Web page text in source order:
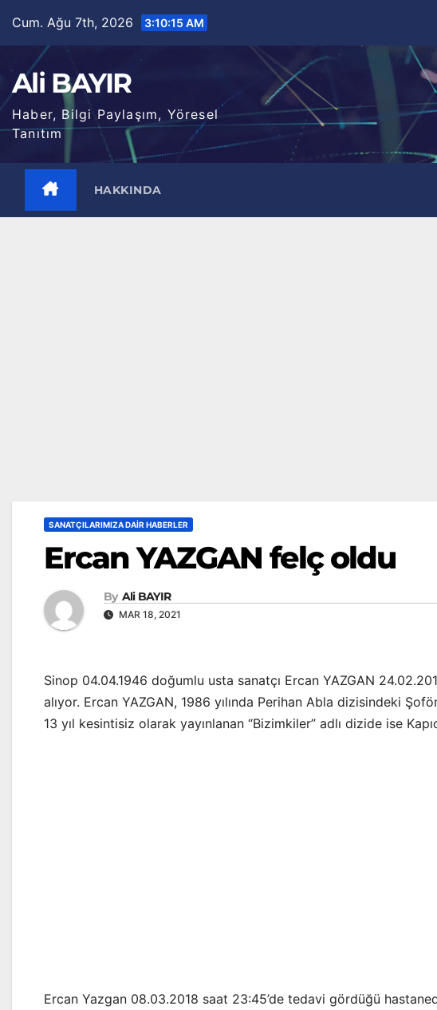
content
Cum. Ağu 7th, 2026 3:10:16 AM
Ali BAYIR
Haber, Bilgi Paylaşım, Yöresel
Tanıtım
HAKKINDA
SANATÇILARIMIZA DAIR HABERLER
Ercan YAZGAN felç oldu
By Ali BAYIR
MAR 18, 2021
Sinop 04.04.1946 doğumlu usta sanatçı Ercan YAZGAN
alıyor. Ercan YAZGAN, 1986 yılında Perihan Abla dizisindeki
13 yıl kesintisiz olarak yayınlanan “Bizimkiler” adlı dizide ise
Ercan Yazgan 08.03.2018 saat 23:45’de tedavi gördüğü